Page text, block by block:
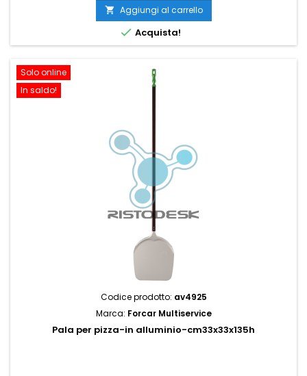
 Aggiungi al carrello
 Acquista!
Solo online
In saldo!
Codice prodotto: av4925
Marca: Forcar Multiservice
Pala per pizza-in alluminio-cm33x33x135h